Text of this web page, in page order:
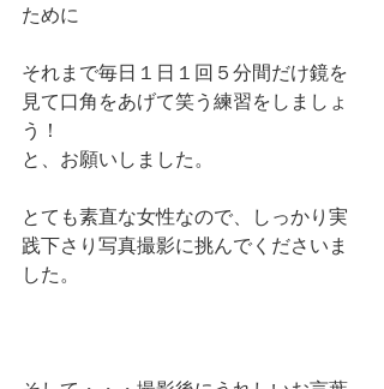
ために
それまで毎日１日１回５分間だけ鏡を
見て口角をあげて笑う練習をしましょ
う！
と、お願いしました。
とても素直な女性なので、しっかり実
践下さり写真撮影に挑んでくださいま
した。